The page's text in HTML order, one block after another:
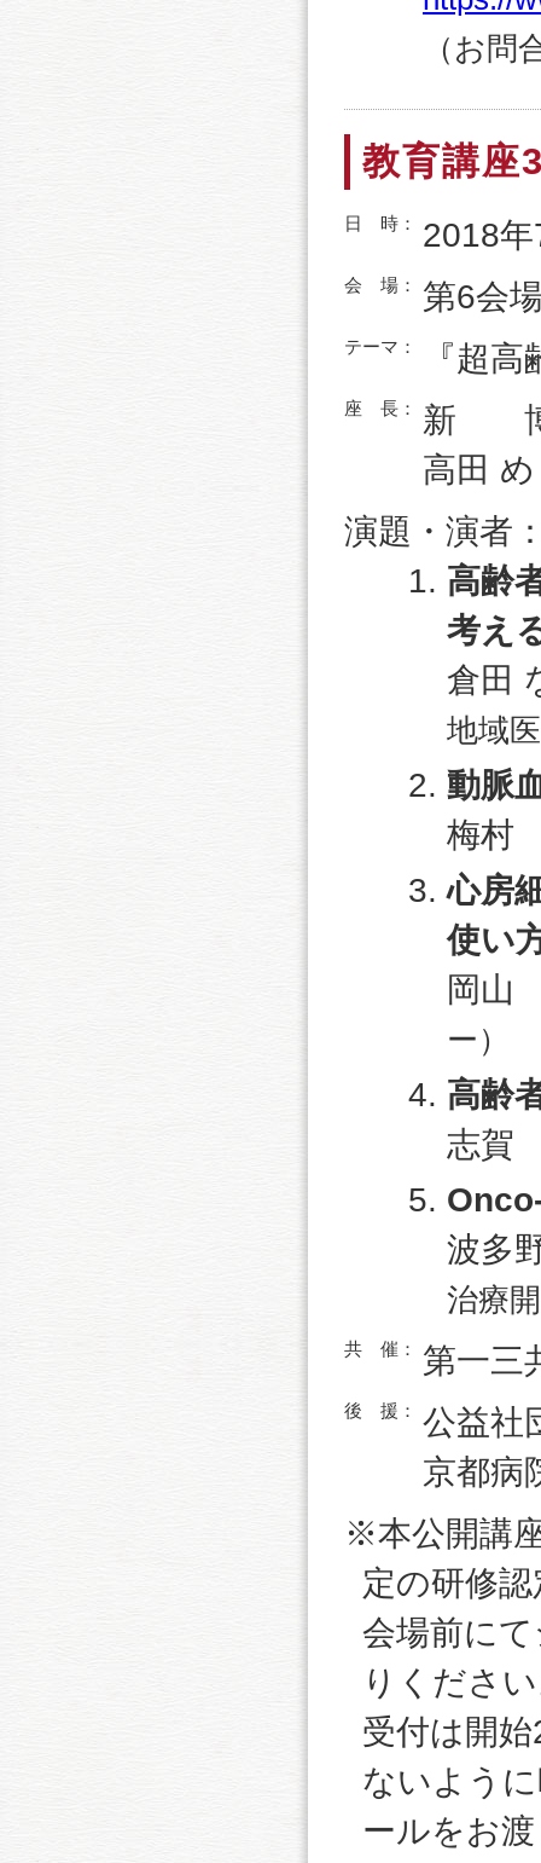
（お
教育講
日 時： 2018
会 場： 第6会
テーマ： 『超
座 長：
新
高田
演題・演者
高齢
考え
倉田
地域
動脈
梅村
心房
使い
岡山
ー）
高齢
志
波多
治療
共 催： 第一三
後 援：
公益社
京都病
※本公開講
定の研修
会場前に
りくださ
受付は開
ないよう
ールをお